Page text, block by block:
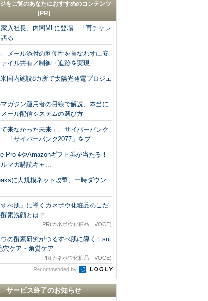
をご覧のあなたにおすすめのコンテンツ
[PR]
家入社長、内閣MLに登場 「再チャレ
る
メール添付の利便性を損なわずに安
イル共有／制御・追跡を実現
米国内施設8カ所で太陽光発電プロジェ
マガジン運用者の目線で解説、本当に
ール配信システムの選び方
て来なかった未来」、サイバーパンク
「サイバーパンク2077」をプ...
Pro 4やAmazonギフト券が当たる！
マガ購読キャ...
に大規模ネット攻撃、一時ダウン
すべ肌」に導くカネボウ化粧品のこだ
素洗顔とは？
PR(カネボウ化粧品｜VOCE)
の酵素研究がつるすべ肌に導く！sui
穴ケア・角質ケア
PR(カネボウ化粧品｜VOCE)
Recommended by
サービス終了のお知らせ